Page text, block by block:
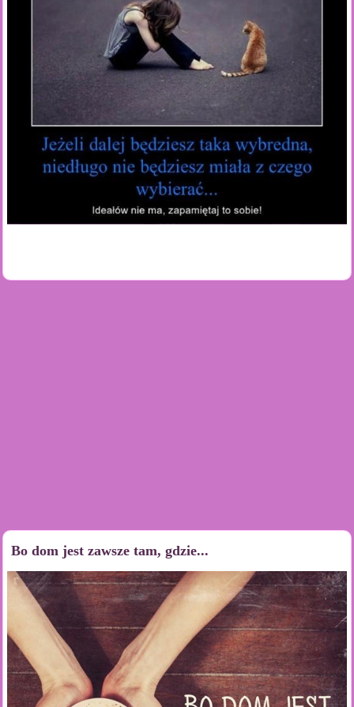
Bo dom jest zawsze tam, gdzie...